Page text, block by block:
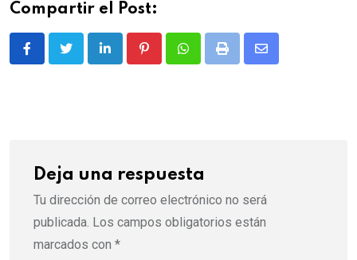
Compartir el Post:
LinkedInPinterestWhatsappPrint
Share
Deja una respuesta
Tu dirección de correo electrónico no será
publicada. Los campos obligatorios están
marcados con *